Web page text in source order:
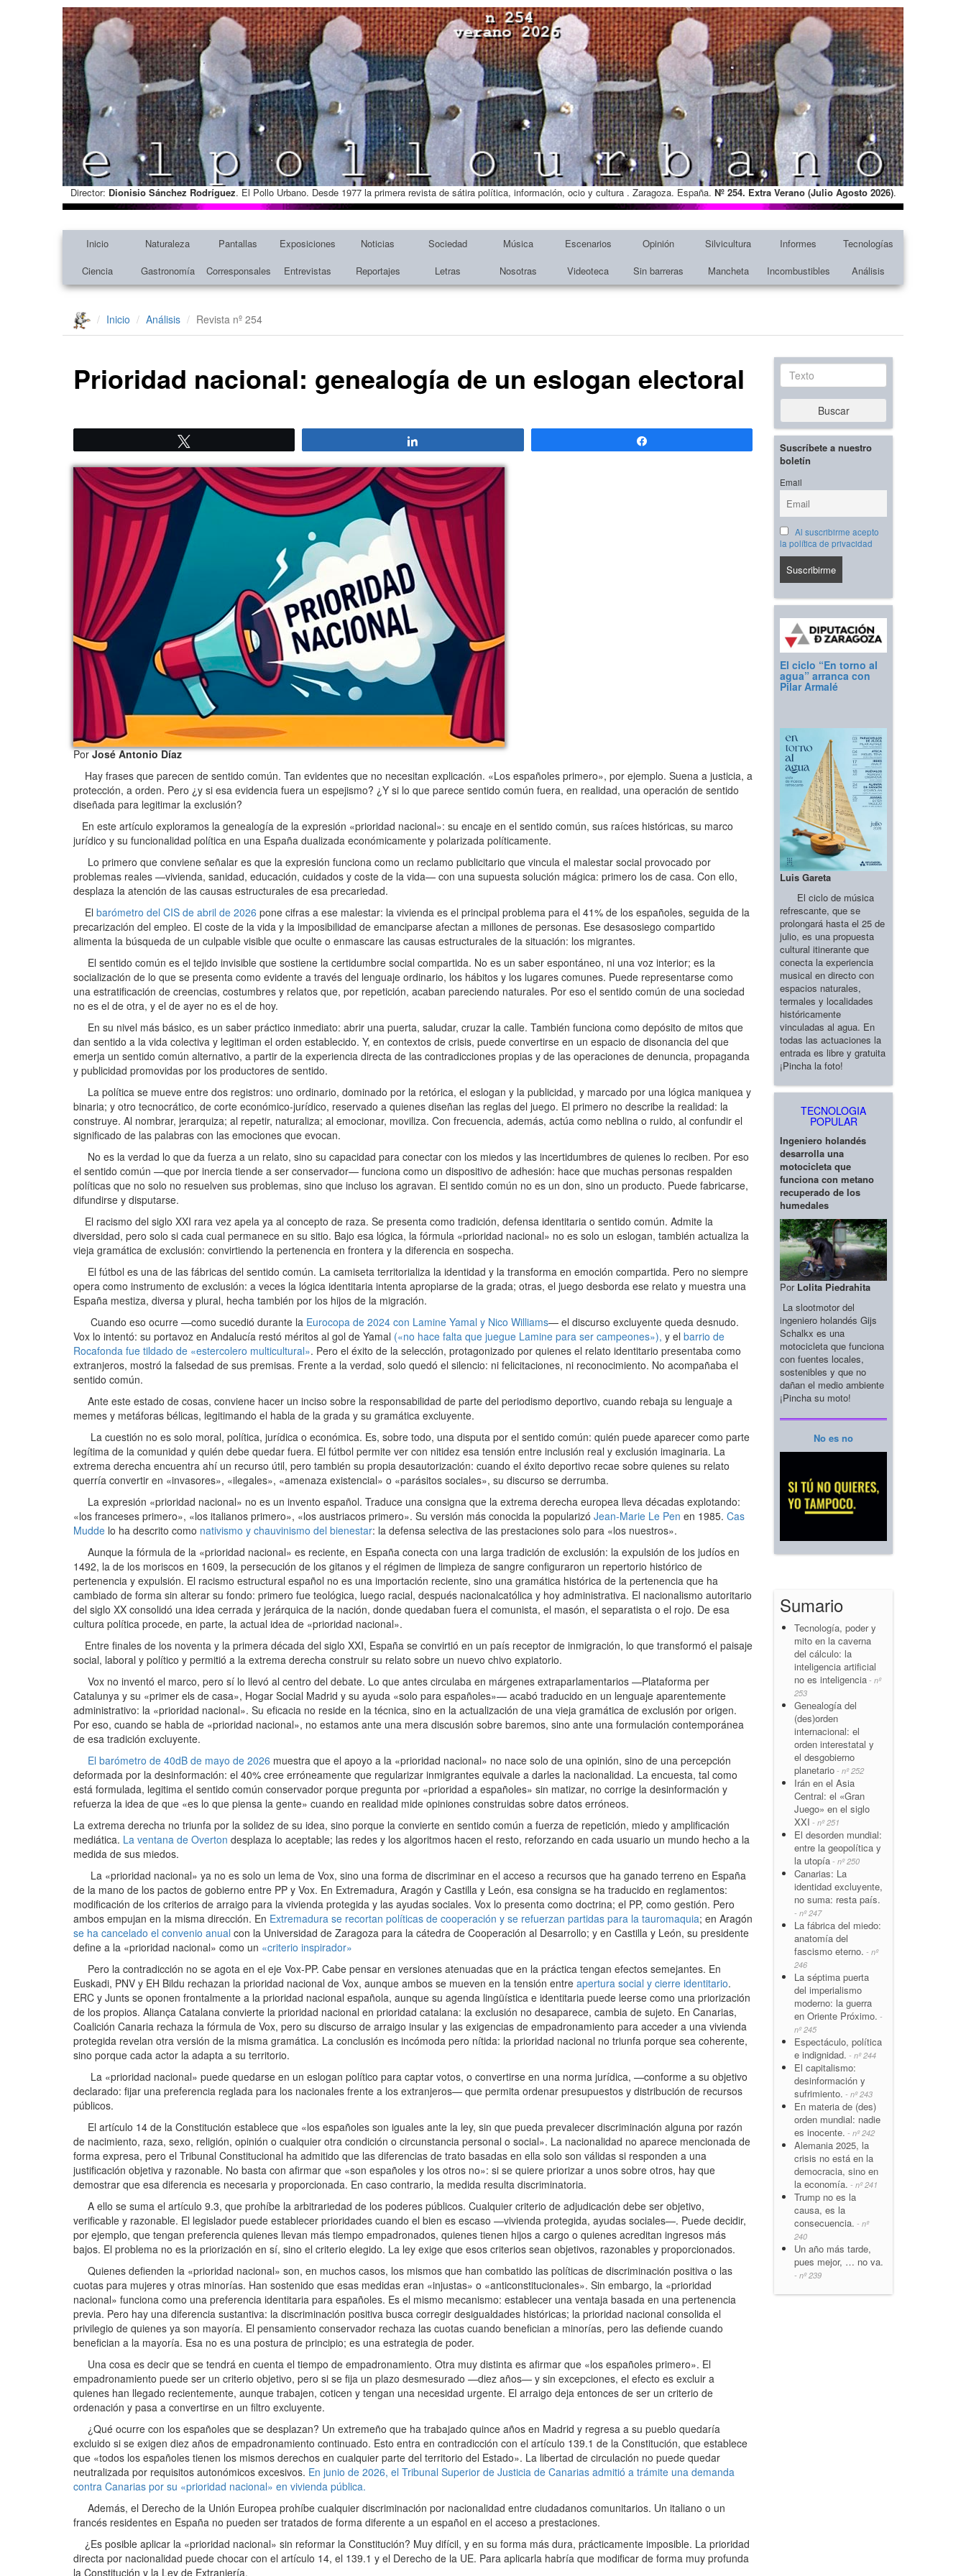
Director: Dionisio Sánchez Rodríguez. El Pollo Urbano. Desde 1977 la primera revista de sátira política, información, ocio y cultura . Zaragoza. España. Nº 254. Extra Verano (Julio Agosto 2026).
Inicio Naturaleza Pantallas Exposiciones Noticias Sociedad Música Escenarios Opinión Silvicultura Informes
Tecnologías
Ciencia
Gastronomía Corresponsales Entrevistas Reportajes Letras Nosotras Videoteca Sin barreras Mancheta Incombustibles Análisis
Inicio Análisis Revista nº 254
Prioridad nacional: genealogía de un eslogan electoral
PorJosé Antonio Díaz
Hay frases que parecen de sentido común. Tan evidentes que no necesitan explicación. «Los españoles primero», por ejemplo. Suena a justicia, a
protección, a orden. Pero ¿y si esa evidencia fuera un espejismo? ¿Y si lo que parece sentido común fuera, en realidad, una operación de sentido
diseñada para legitimar la exclusión?
En este artículo exploramos la genealogía de la expresión «prioridad nacional»: su encaje en el sentido común, sus raíces históricas, su marco
jurídico y su funcionalidad política en una España dualizada económicamente y polarizada políticamente.
Lo primero que conviene señalar es que la expresión funciona como un reclamo publicitario que vincula el malestar social provocado por
problemas reales —vivienda, sanidad, educación, cuidados y coste de la vida— con una supuesta solución mágica: primero los de casa. Con ello,
desplaza la atención de las causas estructurales de esa precariedad.
El barómetro del CIS de abril de 2026 pone cifras a ese malestar: la vivienda es el principal problema para el 41% de los españoles, seguida de la
precarización del empleo. El coste de la vida y la imposibilidad de emanciparse afectan a millones de personas. Ese desasosiego compartido
alimenta la búsqueda de un culpable visible que oculte o enmascare las causas estructurales de la situación: los migrantes.
El sentido común es el tejido invisible que sostiene la certidumbre social compartida. No es un saber espontáneo, ni una voz interior; es la
socialización de lo que se presenta como evidente a través del lenguaje ordinario, los hábitos y los lugares comunes. Puede representarse como
una estratificación de creencias, costumbres y relatos que, por repetición, acaban pareciendo naturales. Por eso el sentido común de una sociedad
no es el de otra, y el de ayer no es el de hoy.
En su nivel más básico, es un saber práctico inmediato: abrir una puerta, saludar, cruzar la calle. También funciona como depósito de mitos que
dan sentido a la vida colectiva y legitiman el orden establecido. Y, en contextos de crisis, puede convertirse en un espacio de disonancia del que
emerja un sentido común alternativo, a partir de la experiencia directa de las contradicciones propias y de las operaciones de denuncia, propaganda
y publicidad promovidas por los productores de sentido.
La política se mueve entre dos registros: uno ordinario, dominado por la retórica, el eslogan y la publicidad, y marcado por una lógica maniquea y
binaria; y otro tecnocrático, de corte económico-jurídico, reservado a quienes diseñan las reglas del juego. El primero no describe la realidad: la
construye. Al nombrar, jerarquiza; al repetir, naturaliza; al emocionar, moviliza. Con frecuencia, además, actúa como neblina o ruido, al confundir el
significado de las palabras con las emociones que evocan.
No es la verdad lo que da fuerza a un relato, sino su capacidad para conectar con los miedos y las incertidumbres de quienes lo reciben. Por eso
el sentido común —que por inercia tiende a ser conservador— funciona como un dispositivo de adhesión: hace que muchas personas respalden
políticas que no solo no resuelven sus problemas, sino que incluso los agravan. El sentido común no es un don, sino un producto. Puede fabricarse,
difundirse y disputarse.
El racismo del siglo XXI rara vez apela ya al concepto de raza. Se presenta como tradición, defensa identitaria o sentido común. Admite la
diversidad, pero solo si cada cual permanece en su sitio. Bajo esa lógica, la fórmula «prioridad nacional» no es solo un eslogan, también actualiza la
vieja gramática de exclusión: convirtiendo la pertenencia en frontera y la diferencia en sospecha.
El fútbol es una de las fábricas del sentido común. La camiseta territorializa la identidad y la transforma en emoción compartida. Pero no siempre
opera como instrumento de exclusión: a veces la lógica identitaria intenta apropiarse de la grada; otras, el juego desborda ese relato y muestra una
España mestiza, diversa y plural, hecha también por los hijos de la migración.
Cuando eso ocurre —como sucedió durante la Eurocopa de 2024 con Lamine Yamal y Nico Williams— el discurso excluyente queda desnudo.
Vox lo intentó: su portavoz en Andalucía restó méritos al gol de Yamal («no hace falta que juegue Lamine para ser campeones»), y el barrio de
Rocafonda fue tildado de «estercolero multicultural». Pero el éxito de la selección, protagonizado por quienes el relato identitario presentaba como
extranjeros, mostró la falsedad de sus premisas. Frente a la verdad, solo quedó el silencio: ni felicitaciones, ni reconocimiento. No acompañaba el
sentido común.
Ante este estado de cosas, conviene hacer un inciso sobre la responsabilidad de parte del periodismo deportivo, cuando rebaja su lenguaje a
memes y metáforas bélicas, legitimando el habla de la grada y su gramática excluyente.
La cuestión no es solo moral, política, jurídica o económica. Es, sobre todo, una disputa por el sentido común: quién puede aparecer como parte
legítima de la comunidad y quién debe quedar fuera. El fútbol permite ver con nitidez esa tensión entre inclusión real y exclusión imaginaria. La
extrema derecha encuentra ahí un recurso útil, pero también su propia desautorización: cuando el éxito deportivo recae sobre quienes su relato
querría convertir en «invasores», «ilegales», «amenaza existencial» o «parásitos sociales», su discurso se derrumba.
La expresión «prioridad nacional» no es un invento español. Traduce una consigna que la extrema derecha europea lleva décadas explotando:
«los franceses primero», «los italianos primero», «los austriacos primero». Su versión más conocida la popularizó Jean‑Marie Le Pen en 1985. Cas
Mudde lo ha descrito como nativismo y chauvinismo del bienestar: la defensa selectiva de las prestaciones solo para «los nuestros».
Aunque la fórmula de la «prioridad nacional» es reciente, en España conecta con una larga tradición de exclusión: la expulsión de los judíos en
1492, la de los moriscos en 1609, la persecución de los gitanos y el régimen de limpieza de sangre configuraron un repertorio histórico de
pertenencia y expulsión. El racismo estructural español no es una importación reciente, sino una gramática histórica de la pertenencia que ha
cambiado de forma sin alterar su fondo: primero fue teológica, luego racial, después nacionalcatólica y hoy administrativa. El nacionalismo autoritario
del siglo XX consolidó una idea cerrada y jerárquica de la nación, donde quedaban fuera el comunista, el masón, el separatista o el rojo. De esa
cultura política procede, en parte, la actual idea de «prioridad nacional».
Entre finales de los noventa y la primera década del siglo XXI, España se convirtió en un país receptor de inmigración, lo que transformó el paisaje
social, laboral y político y permitió a la extrema derecha construir su relato sobre un nuevo chivo expiatorio.
Vox no inventó el marco, pero sí lo llevó al centro del debate. Lo que antes circulaba en márgenes extraparlamentarios —Plataforma per
Catalunya y su «primer els de casa», Hogar Social Madrid y su ayuda «solo para españoles»— acabó traducido en un lenguaje aparentemente
administrativo: la «prioridad nacional». Su eficacia no reside en la técnica, sino en la actualización de una vieja gramática de exclusión por origen.
Por eso, cuando se habla de «prioridad nacional», no estamos ante una mera discusión sobre baremos, sino ante una formulación contemporánea
de esa tradición excluyente.
El barómetro de 40dB de mayo de 2026 muestra que el apoyo a la «prioridad nacional» no nace solo de una opinión, sino de una percepción
deformada por la desinformación: el 40% cree erróneamente que regularizar inmigrantes equivale a darles la nacionalidad. La encuesta, tal como
está formulada, legitima el sentido común conservador porque pregunta por «prioridad a españoles» sin matizar, no corrige la desinformación y
refuerza la idea de que «es lo que piensa la gente» cuando en realidad mide opiniones construidas sobre datos erróneos.
La extrema derecha no triunfa por la solidez de su idea, sino porque la convierte en sentido común a fuerza de repetición, miedo y amplificación
mediática. La ventana de Overton desplaza lo aceptable; las redes y los algoritmos hacen el resto, reforzando en cada usuario un mundo hecho a la
medida de sus miedos.
La «prioridad nacional» ya no es solo un lema de Vox, sino una forma de discriminar en el acceso a recursos que ha ganado terreno en España
de la mano de los pactos de gobierno entre PP y Vox. En Extremadura, Aragón y Castilla y León, esa consigna se ha traducido en reglamentos:
modificación de los criterios de arraigo para la vivienda protegida y las ayudas sociales. Vox lo presenta como doctrina; el PP, como gestión. Pero
ambos empujan en la misma dirección. En Extremadura se recortan políticas de cooperación y se refuerzan partidas para la tauromaquia; en Aragón
se ha cancelado el convenio anual con la Universidad de Zaragoza para la cátedra de Cooperación al Desarrollo; y en Castilla y León, su presidente
define a la «prioridad nacional» como un «criterio inspirador»
Pero la contradicción no se agota en el eje Vox‑PP. Cabe pensar en versiones atenuadas que en la práctica tengan efectos semejantes. En
Euskadi, PNV y EH Bildu rechazan la prioridad nacional de Vox, aunque ambos se mueven en la tensión entre apertura social y cierre identitario.
ERC y Junts se oponen frontalmente a la prioridad nacional española, aunque su agenda lingüística e identitaria puede leerse como una priorización
de los propios. Aliança Catalana convierte la prioridad nacional en prioridad catalana: la exclusión no desaparece, cambia de sujeto. En Canarias,
Coalición Canaria rechaza la fórmula de Vox, pero su discurso de arraigo insular y las exigencias de empadronamiento para acceder a una vivienda
protegida revelan otra versión de la misma gramática. La conclusión es incómoda pero nítida: la prioridad nacional no triunfa porque sea coherente,
sino porque cada actor la adapta a su territorio.
La «prioridad nacional» puede quedarse en un eslogan político para captar votos, o convertirse en una norma jurídica, —conforme a su objetivo
declarado: fijar una preferencia reglada para los nacionales frente a los extranjeros— que permita ordenar presupuestos y distribución de recursos
públicos.
El artículo 14 de la Constitución establece que «los españoles son iguales ante la ley, sin que pueda prevalecer discriminación alguna por razón
de nacimiento, raza, sexo, religión, opinión o cualquier otra condición o circunstancia personal o social». La nacionalidad no aparece mencionada de
forma expresa, pero el Tribunal Constitucional ha admitido que las diferencias de trato basadas en ella solo son válidas si responden a una
justificación objetiva y razonable. No basta con afirmar que «son españoles y los otros no»: si se quiere priorizar a unos sobre otros, hay que
demostrar que esa diferencia es necesaria y proporcionada. En caso contrario, la medida resulta discriminatoria.
A ello se suma el artículo 9.3, que prohíbe la arbitrariedad de los poderes públicos. Cualquier criterio de adjudicación debe ser objetivo,
verificable y razonable. El legislador puede establecer prioridades cuando el bien es escaso —vivienda protegida, ayudas sociales—. Puede decidir,
por ejemplo, que tengan preferencia quienes llevan más tiempo empadronados, quienes tienen hijos a cargo o quienes acreditan ingresos más
bajos. El problema no es la priorización en sí, sino el criterio elegido. La ley exige que esos criterios sean objetivos, razonables y proporcionados.
Quienes defienden la «prioridad nacional» son, en muchos casos, los mismos que han combatido las políticas de discriminación positiva o las
cuotas para mujeres y otras minorías. Han sostenido que esas medidas eran «injustas» o «anticonstitucionales». Sin embargo, la «prioridad
nacional» funciona como una preferencia identitaria para españoles. Es el mismo mecanismo: establecer una ventaja basada en una pertenencia
previa. Pero hay una diferencia sustantiva: la discriminación positiva busca corregir desigualdades históricas; la prioridad nacional consolida el
privilegio de quienes ya son mayoría. El pensamiento conservador rechaza las cuotas cuando benefician a minorías, pero las defiende cuando
benefician a la mayoría. Esa no es una postura de principio; es una estrategia de poder.
Una cosa es decir que se tendrá en cuenta el tiempo de empadronamiento. Otra muy distinta es afirmar que «los españoles primero». El
empadronamiento puede ser un criterio objetivo, pero si se fija un plazo desmesurado —diez años— y sin excepciones, el efecto es excluir a
quienes han llegado recientemente, aunque trabajen, coticen y tengan una necesidad urgente. El arraigo deja entonces de ser un criterio de
ordenación y pasa a convertirse en un filtro excluyente.
¿Qué ocurre con los españoles que se desplazan? Un extremeño que ha trabajado quince años en Madrid y regresa a su pueblo quedaría
excluido si se exigen diez años de empadronamiento continuado. Esto entra en contradicción con el artículo 139.1 de la Constitución, que establece
que «todos los españoles tienen los mismos derechos en cualquier parte del territorio del Estado». La libertad de circulación no puede quedar
neutralizada por requisitos autonómicos excesivos. En junio de 2026, el Tribunal Superior de Justicia de Canarias admitió a trámite una demanda
contra Canarias por su «prioridad nacional» en vivienda pública.
Además, el Derecho de la Unión Europea prohíbe cualquier discriminación por nacionalidad entre ciudadanos comunitarios. Un italiano o un
francés residentes en España no pueden ser tratados de forma diferente a un español en el acceso a prestaciones.
¿Es posible aplicar la «prioridad nacional» sin reformar la Constitución? Muy difícil, y en su forma más dura, prácticamente imposible. La prioridad
directa por nacionalidad puede chocar con el artículo 14, el 139.1 y el Derecho de la UE. Para aplicarla habría que modificar de forma muy profunda
la Constitución y la Ley de Extranjería.
Texto
Buscar
Suscríbete a nuestro
boletín
Email
Al suscribirme acepto
la política de privacidad
El ciclo “En torno al
agua” arranca con
Pilar Armalé
Luis Gareta
El ciclo de música
refrescante, que se
prolongará hasta el 25 de
julio, es una propuesta
cultural itinerante que
conecta la experiencia
musical en directo con
espacios naturales,
termales y localidades
históricamente
vinculadas al agua. En
todas las actuaciones la
entrada es libre y gratuita
¡Pincha la foto!
TECNOLOGIA
POPULAR
Ingeniero holandés
desarrolla una
motocicleta que
funciona con metano
recuperado de los
humedales
Por Lolita Piedrahita
La slootmotor del
ingeniero holandés Gijs
Schalkx es una
motocicleta que funciona
con fuentes locales,
sostenibles y que no
dañan el medio ambiente
¡Pincha su moto!
No es no
Sumario
Tecnología, poder y
mito en la caverna
del cálculo: la
inteligencia artificial
no es inteligencia - nº
253
Genealogía del
(des)orden
internacional: el
orden interestatal y
el desgobierno
planetario - nº 252
Irán en el Asia
Central: el «Gran
Juego» en el siglo
XXI - nº 251
El desorden mundial:
entre la geopolítica y
la utopía - nº 250
Canarias: La
identidad excluyente,
no suma: resta país.
- nº 247
La fábrica del miedo:
anatomía del
fascismo eterno. - nº
246
La séptima puerta
del imperialismo
moderno: la guerra
en Oriente Próximo. -
nº 245
Espectáculo, política
e indignidad. - nº 244
El capitalismo:
desinformación y
sufrimiento. - nº 243
En materia de (des)
orden mundial: nadie
es inocente. - nº 242
Alemania 2025, la
crisis no está en la
democracia, sino en
la economía. - nº 241
Trump no es la
causa, es la
consecuencia. - nº
240
Un año más tarde,
pues mejor, … no va.
- nº 239